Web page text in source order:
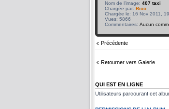
Nom de l’image: 407 taxi
Chargée par: Rico
Chargée le: 16 Nov 2011,
Vues: 5866
Commentaires: Aucun
Précédente
Retourner vers Galerie
QUI EST EN LIGNE
Utilisateurs parcourant cet